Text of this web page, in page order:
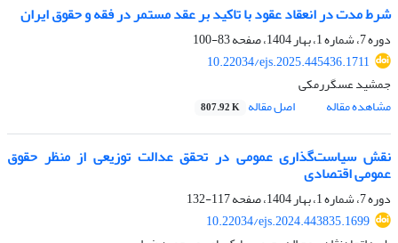
شرط مدت در انعقاد عقود با تاکید بر عقد مستمر در فقه و حقوق ایران
دوره 7، شماره 1، بهار 1404، صفحه
83-100
10.22034/ejs.2025.445436.1711
جمشید عسگررمکی
مشاهده مقاله
اصل مقاله 807.92 K
نقش سیاست‌گذاری عمومی در تحقق عدالت توزیعی از منظر حقوق
عمومی اقتصادی
دوره 7، شماره 1، بهار 1404، صفحه
117-132
10.22034/ejs.2024.443835.1699